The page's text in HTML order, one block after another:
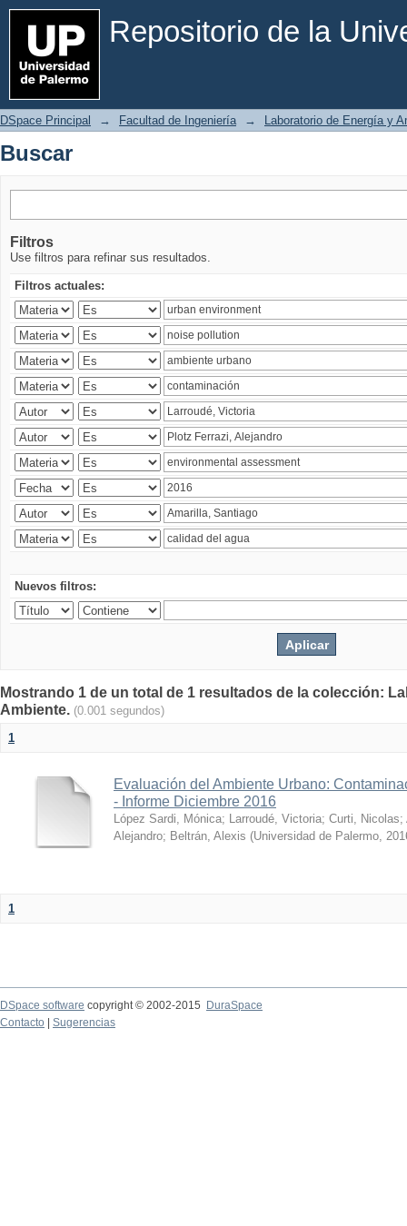
Repositorio de la
Buscar
DSpace Principal → Facultad de Ingeniería → Laboratorio de Energía y
Buscar
Filtros
Use filtros para refinar sus resultados.
Filtros actuales:
Nuevos filtros:
Mostrando 1 de un total de 1 resultados de la colección:
Ambiente. (0.001 segundos)
1
Evaluación del Ambiente Urbano:
- Informe Diciembre 2016
López Sardi, Mónica; Larroudé, Victoria; Curti, Nicolas;
Alejandro; Beltrán, Alexis (Universidad de Palermo,
1
DSpace software copyright © 2002-2015
DuraSpace
Contacto
Sugerencias